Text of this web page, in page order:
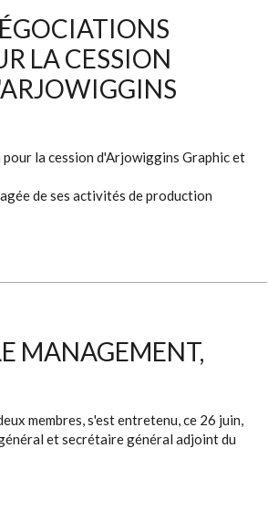
LA CESSION
la cession d'Arjowiggins Graphic et
de ses activités de production
MANAGEMENT,
membres, s'est entretenu, ce 26 juin,
et secrétaire général adjoint du